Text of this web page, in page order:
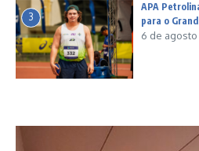
3
APA
para o
6 de